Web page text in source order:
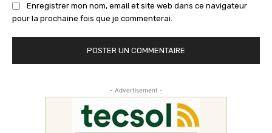
Enregistrer mon nom, email et site web dans ce navigateur
pour la prochaine fois que je commenterai.
- Advertisement -